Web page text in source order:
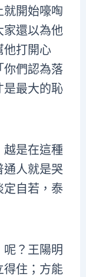
就開始嚎啕
家還以為他
他打開心
你們認為落
是最大的恥
越是在這種
通人就是哭
定自若，泰
？王陽明
得住；方能